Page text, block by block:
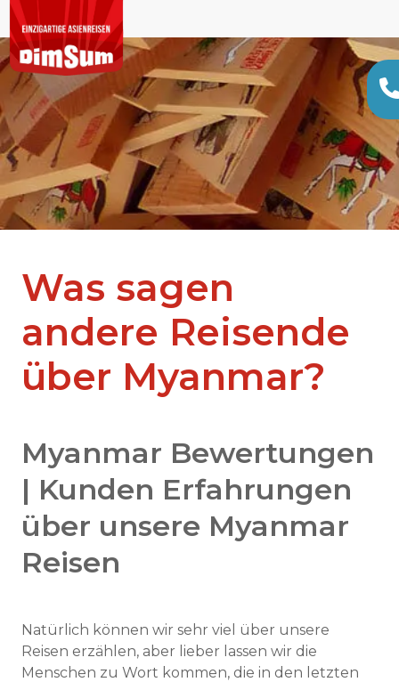
Was sagen
andere Reisende
über Myanmar?
Myanmar Bewertungen
| Kunden Erfahrungen
über unsere Myanmar
Reisen
Natürlich können wir sehr viel über unsere
Reisen erzählen, aber lieber lassen wir die
Menschen zu Wort kommen, die in den letzten